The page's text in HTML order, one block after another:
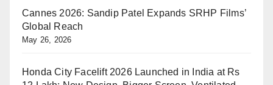
Cannes 2026: Sandip Patel Expands SRHP Films’
Global Reach
May 26, 2026
Honda City Facelift 2026 Launched in India at Rs